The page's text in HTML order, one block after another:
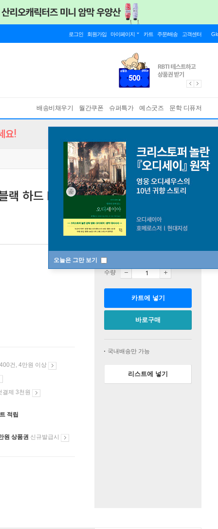
로그인 회원가입 마이페이지 카트 주문/배송 고객센터
배송비채우기 월간쿠폰 슈퍼특가 예스굿즈 문학 디퓨저
오늘은 그만 보기
요!
하드 P
건, 4만원 이상
결제 3천원
적립
원 상품권 신규발급시
판매중
수량
카트에 넣기
바로구매
국내배송만 가능
리스트에 넣기